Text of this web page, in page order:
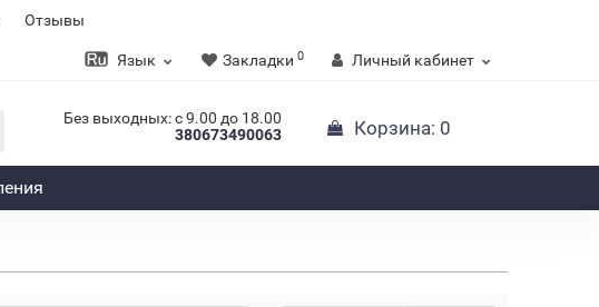
Отзывы
Язык Закладки 0 Личный кабинет
Без выходных: с 9.00 до 18.00
380673490063
Корзина: 0